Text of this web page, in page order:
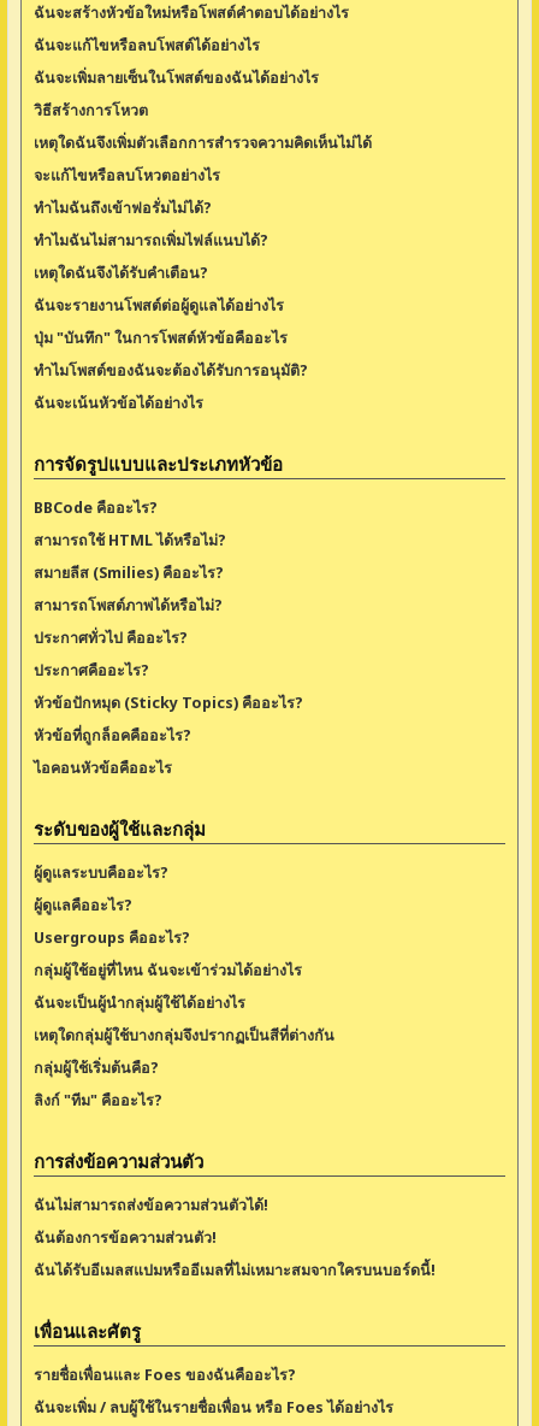
ฉันจะสร้างหัวข้อใหม่หรือโพสต์คำตอบได้อย่างไร
ฉันจะแก้ไขหรือลบโพสต์ได้อย่างไร
ฉันจะเพิ่มลายเซ็นในโพสต์ของฉันได้อย่างไร
วิธีสร้างการโหวต
เหตุใดฉันจึงเพิ่มตัวเลือกการสำรวจความคิดเห็นไม่ได้
จะแก้ไขหรือลบโหวตอย่างไร
ทำไมฉันถึงเข้าฟอรั่มไม่ได้?
ทำไมฉันไม่สามารถเพิ่มไฟล์แนบได้?
เหตุใดฉันจึงได้รับคำเตือน?
ฉันจะรายงานโพสต์ต่อผู้ดูแลได้อย่างไร
ปุ่ม "บันทึก" ในการโพสต์หัวข้อคืออะไร
ทำไมโพสต์ของฉันจะต้องได้รับการอนุมัติ?
ฉันจะเน้นหัวข้อได้อย่างไร
การจัดรูปแบบและประเภทหัวข้อ
BBCode คืออะไร?
สามารถใช้ HTML ได้หรือไม่?
สมายลีส (Smilies) คืออะไร?
สามารถโพสต์ภาพได้หรือไม่?
ประกาศทั่วไป คืออะไร?
ประกาศคืออะไร?
หัวข้อปักหมุด (Sticky Topics) คืออะไร?
หัวข้อที่ถูกล็อคคืออะไร?
ไอคอนหัวข้อคืออะไร
ระดับของผู้ใช้และกลุ่ม
ผู้ดูแลระบบคืออะไร?
ผู้ดูแลคืออะไร?
Usergroups คืออะไร?
กลุ่มผู้ใช้อยู่ที่ไหน ฉันจะเข้าร่วมได้อย่างไร
ฉันจะเป็นผู้นำกลุ่มผู้ใช้ได้อย่างไร
เหตุใดกลุ่มผู้ใช้บางกลุ่มจึงปรากฏเป็นสีที่ต่างกัน
กลุ่มผู้ใช้เริ่มต้นคือ?
ลิงก์ "ทีม" คืออะไร?
การส่งข้อความส่วนตัว
ฉันไม่สามารถส่งข้อความส่วนตัวได้!
ฉันต้องการข้อความส่วนตัว!
ฉันได้รับอีเมลสแปมหรืออีเมลที่ไม่เหมาะสมจากใครบนบอร์ดนี้!
เพื่อนและศัตรู
รายชื่อเพื่อนและ Foes ของฉันคืออะไร?
ฉันจะเพิ่ม / ลบผู้ใช้ในรายชื่อเพื่อน หรือ Foes ได้อย่างไร